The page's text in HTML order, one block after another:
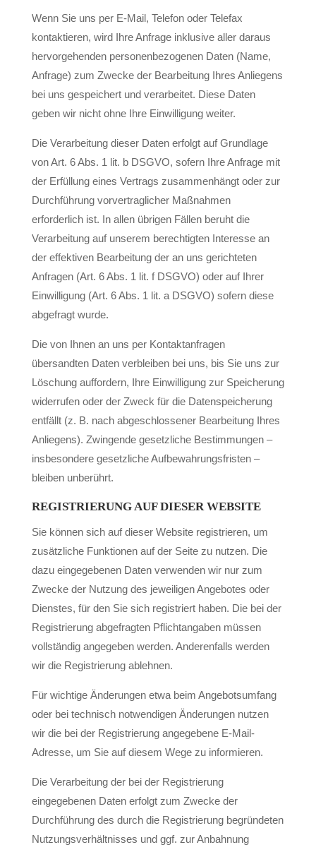
Wenn Sie uns per E-Mail, Telefon oder Telefax
kontaktieren, wird Ihre Anfrage inklusive aller daraus
hervorgehenden personenbezogenen Daten (Name,
Anfrage) zum Zwecke der Bearbeitung Ihres Anliegens
bei uns gespeichert und verarbeitet. Diese Daten
geben wir nicht ohne Ihre Einwilligung weiter.
Die Verarbeitung dieser Daten erfolgt auf Grundlage
von Art. 6 Abs. 1 lit. b DSGVO, sofern Ihre Anfrage mit
der Erfüllung eines Vertrags zusammenhängt oder zur
Durchführung vorvertraglicher Maßnahmen
erforderlich ist. In allen übrigen Fällen beruht die
Verarbeitung auf unserem berechtigten Interesse an
der effektiven Bearbeitung der an uns gerichteten
Anfragen (Art. 6 Abs. 1 lit. f DSGVO) oder auf Ihrer
Einwilligung (Art. 6 Abs. 1 lit. a DSGVO) sofern diese
abgefragt wurde.
Die von Ihnen an uns per Kontaktanfragen
übersandten Daten verbleiben bei uns, bis Sie uns zur
Löschung auffordern, Ihre Einwilligung zur Speicherung
widerrufen oder der Zweck für die Datenspeicherung
entfällt (z. B. nach abgeschlossener Bearbeitung Ihres
Anliegens). Zwingende gesetzliche Bestimmungen –
insbesondere gesetzliche Aufbewahrungsfristen –
bleiben unberührt.
REGISTRIERUNG AUF DIESER WEBSITE
Sie können sich auf dieser Website registrieren, um
zusätzliche Funktionen auf der Seite zu nutzen. Die
dazu eingegebenen Daten verwenden wir nur zum
Zwecke der Nutzung des jeweiligen Angebotes oder
Dienstes, für den Sie sich registriert haben. Die bei der
Registrierung abgefragten Pflichtangaben müssen
vollständig angegeben werden. Anderenfalls werden
wir die Registrierung ablehnen.
Für wichtige Änderungen etwa beim Angebotsumfang
oder bei technisch notwendigen Änderungen nutzen
wir die bei der Registrierung angegebene E-Mail-
Adresse, um Sie auf diesem Wege zu informieren.
Die Verarbeitung der bei der Registrierung
eingegebenen Daten erfolgt zum Zwecke der
Durchführung des durch die Registrierung begründeten
Nutzungsverhältnisses und ggf. zur Anbahnung